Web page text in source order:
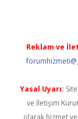
Reklam ve
Yasal Uyarı:
ve İletişim
olarak hizmet